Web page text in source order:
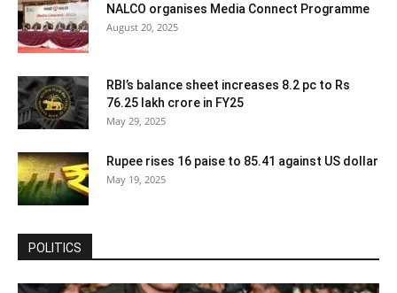
NALCO organises Media Connect Programme
August 20, 2025
RBI’s balance sheet increases 8.2 pc to Rs
76.25 lakh crore in FY25
May 29, 2025
Rupee rises 16 paise to 85.41 against US dollar
May 19, 2025
POLITICS